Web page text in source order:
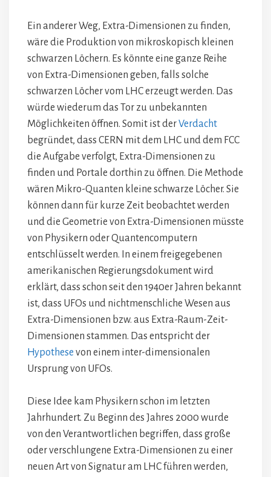
Ein anderer Weg, Extra-Dimensionen zu finden,
wäre die Produktion von mikroskopisch kleinen
schwarzen Löchern. Es könnte eine ganze Reihe
von Extra-Dimensionen geben, falls solche
schwarzen Löcher vom LHC erzeugt werden. Das
würde wiederum das Tor zu unbekannten
Möglichkeiten öffnen. Somit ist derVerdacht
begründet, dass CERN mit dem LHC und dem FCC
die Aufgabe verfolgt, Extra-Dimensionen zu
finden und Portale dorthin zu öffnen. Die Methode
wären Mikro-Quanten kleine schwarze Löcher. Sie
können dann für kurze Zeit beobachtet werden
und die Geometrie von Extra-Dimensionen müsste
von Physikern oder Quantencomputern
entschlüsselt werden. In einem freigegebenen
amerikanischen Regierungsdokument wird
erklärt, dass schon seit den 1940er Jahren bekannt
ist, dass UFOs und nichtmenschliche Wesen aus
Extra-Dimensionen bzw. aus Extra-Raum-Zeit-
Dimensionen stammen. Das entspricht der
Hypothese von einem inter-dimensionalen
Ursprung von UFOs.
Diese Idee kam Physikern schon im letzten
Jahrhundert. Zu Beginn des Jahres 2000 wurde
von den Verantwortlichen begriffen, dass große
oder verschlungene Extra-Dimensionen zu einer
neuen Art von Signatur am LHC führen werden,